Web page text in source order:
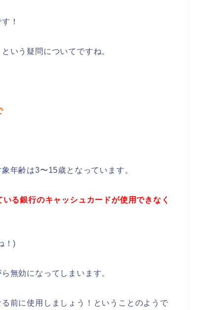
！
いう疑問についてですね。
年齢は3〜15歳となっています。
る銀行のキャッシュカードが使用できなく
！)
無効になってしまいます。
前に使用しましょう！ということのようで